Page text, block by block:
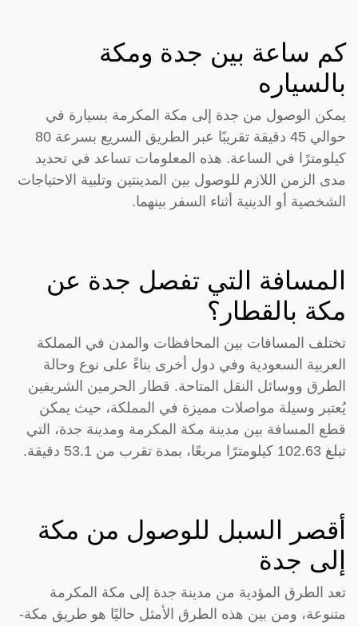
كم ساعة بين جدة ومكة
بالسياره
يمكن الوصول من جدة إلى مكة المكرمة بسيارة في
حوالي 45 دقيقة تقريبًا عبر الطريق السريع بسرعة 80
كيلومترًا في الساعة. هذه المعلومات تساعد في تحديد
مدى الزمن اللازم للوصول بين المدينتين وتلبية الاحتياجات
الشخصية أو الدينية أثناء السفر بينهما.
المسافة التي تفصل جدة عن
مكة بالقطار؟
تختلف المسافات بين المحافظات والمدن في المملكة
العربية السعودية وفي دول أخرى بناءً على نوع وحالة
الطرق ووسائل النقل المتاحة. قطار الحرمين الشريفين
يُعتبر وسيلة مواصلات مميزة في المملكة، حيث يمكن
قطع المسافة بين مدينة مكة المكرمة ومدينة جدة، التي
تبلغ 102.63 كيلومترًا مربعًا، بمدة تقرب من 53.1 دقيقة.
أقصر السبل للوصول من مكة
إلى جدة
تعد الطرق المؤدية من مدينة جدة إلى مكة المكرمة
متنوعة، ومن بين هذه الطرق الأمثل حاليًا هو طريق مكة-